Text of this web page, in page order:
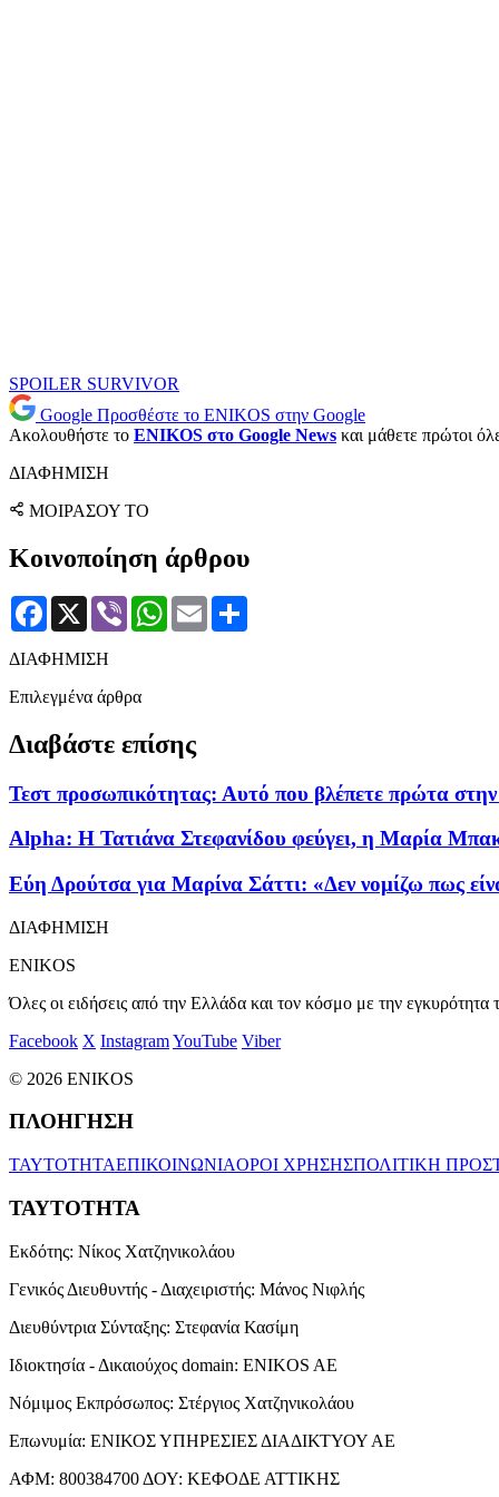
SPOILER SURVIVOR
Google Προσθέστε το ENIKOS στην Google
Ακολουθήστε το ENIKOS στο Google News και μάθετε πρώτοι
ΔΙΑΦΗΜΙΣΗ
ΜΟΙΡΑΣΟΥ ΤΟ
Κοινοποίηση άρθρου
Facebook
X Viber WhatsApp
Email
ΔΙΑΦΗΜΙΣΗ
Επιλεγμένα άρθρα
Διαβάστε επίσης
Τεστ προσωπικότητας: Αυτό που βλέπετε πρώτα
Alpha: Η Τατιάνα Στεφανίδου φεύγει, η Μαρία
Εύη Δρούτσα για Μαρίνα Σάττι: «Δεν νομίζω πως
ΔΙΑΦΗΜΙΣΗ
ENIKOS
Όλες οι ειδήσεις από την Ελλάδα και τον κόσμο με την εγκυρότητα
Facebook X InstagramYouTube Viber
© 2026 ENIKOS
ΠΛΟΗΓΗΣΗ
ΤΑΥΤΟΤΗΤΑΕΠΙΚΟΙΝΩΝΙΑΟΡΟΙ ΧΡΗΣΗΣΠΟΛΙΤΙΚΗ
ΤΑΥΤΟΤΗΤΑ
Εκδότης: Νίκος Χατζηνικολάου
Γενικός Διευθυντής - Διαχειριστής: Μάνος Νιφλής
Διευθύντρια Σύνταξης: Στεφανία Κασίμη
Ιδιοκτησία - Δικαιούχος domain: ENIKOS AE
Νόμιμος Εκπρόσωπος: Στέργιος Χατζηνικολάου
Επωνυμία: ΕΝΙΚΟΣ ΥΠΗΡΕΣΙΕΣ ΔΙΑΔΙΚΤΥΟΥ ΑΕ
ΑΦΜ: 800384700 ΔΟΥ: ΚΕΦΟΔΕ ΑΤΤΙΚΗΣ